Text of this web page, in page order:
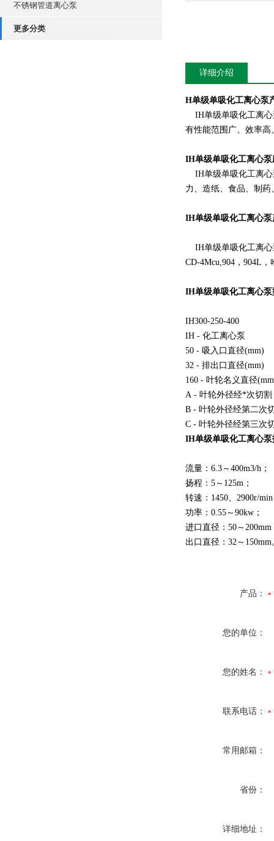
不锈钢管道离心泵
更多分类
详细介绍
H单级单吸化工离心泵
IH单级单吸化工离心
有性能范围广、效率高
IH单级单吸化工离心泵
IH单级单吸化工离心
力、造纸、食品、制
IH单级单吸化工离心泵
IH单级单吸化工离心
CD-4Mcu,904，904L
IH单级单吸化工离心泵
IH300-250-400
IH - 化工离心泵
50 - 吸入口直径(mm)
32 - 排出口直径(mm)
160 - 叶轮名义直径
A - 叶轮外径经*次切割
B - 叶轮外径经第二次
C - 叶轮外径经第三次
IH单级单吸化工离心泵
流量：6.3～400m3/h；
扬程：5～125m；
转速：1450、2900r/
功率：0.55～90kw；
进口直径：50～200mm
出口直径：32～150mm
产品：
您的单位：
您的姓名：
联系电话：
常用邮箱：
省份：
详细地址：